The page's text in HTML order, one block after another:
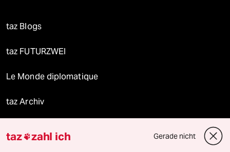
taz Blogs
taz FUTURZWEI
Le Monde diplomatique
taz Archiv
taz zahl ich Gerade nicht